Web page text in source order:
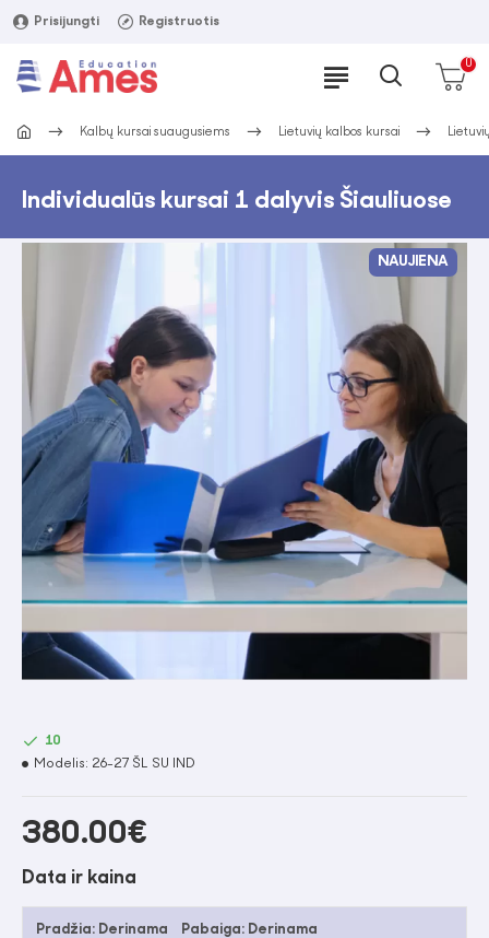
Prisijungti Registruotis
0
Kalbų kursai suaugusiems Lietuvių kalbos kursai
Individualūs kursai 1 dalyvis Šiauliuose
NAUJIENA
380.00€
10
Modelis: 26-27 ŠL SU IND
Data ir kaina
Pradžia: Derinama Pabaiga: Derinama